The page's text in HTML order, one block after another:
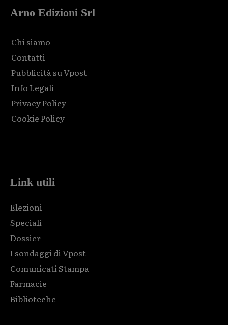
Arno Edizioni Srl
Chi siamo
Contatti
Pubblicità su Vpost
Info Legali
Privacy Policy
Cookie Policy
Link utili
Elezioni
Speciali
Dossier
I sondaggi di Vpost
Comunicati Stampa
Farmacie
Biblioteche